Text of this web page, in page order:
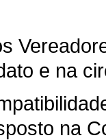
e na
na